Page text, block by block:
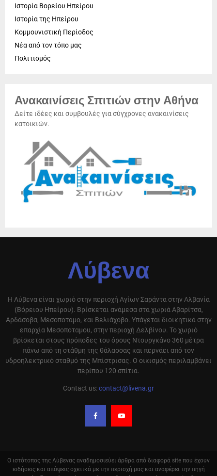
Ιστορία Βορείου Ηπείρου
Ιστορία της Ηπείρου
Κομμουνιστική Περίοδος
Νέα από τον τόπο μας
Πολιτισμός
Ανακαινίσεις Σπιτιών στην Αθήνα
Δείτε ιδέες και συμβουλές για σύγχρονες ανακαινίσεις
κατοικιών.
Λύβενα
Η Λύβενα είναι χωριό στην περιοχή Αγίων Σαράντα στην Αλβανία
(Βόρειου Ηπείρου). Βρίσκεται ανάμεσα στα χωριά Αβαρίτσα,
Αρδάσοβα, Μεσοποταμο, και Βελιάχοβο. Υπάγεται διοικητικά στην
επαρχία Μεσοποταμου, στην περιοχή Δελβίνου. Το χωριό
βρίσκεται στους πρόποδες του όρους Ντουργκάνο 360 μέτρα
πάνω από τη στάθμη της θάλασσας και περνάει από τον
υδροηλεκτρικό σταθμό της Μπίστρισας. Ο οικισμός περιλαμβάνει
περίπου 120 σπίτια.
Contact us:contact@livena.gr
Ο ιστότοπος της Λύβενας αναδημοσιεύει άρθρα από διαφορά site που έχουν
ειδήσεις και απόψεις σχετικά με την περιοχή μας και αναφέρει την πηγή